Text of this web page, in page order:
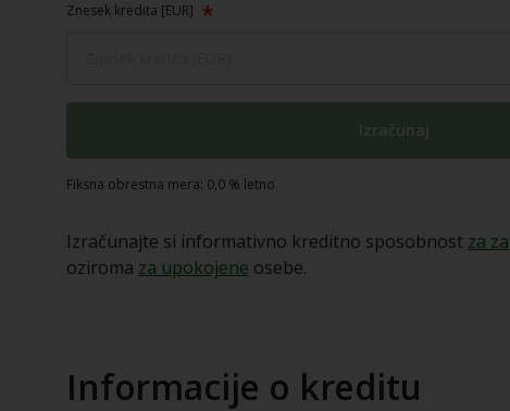
Znesek kredita [EUR]
Izračunaj
Fiksna obrestna mera: 0,0 % letno
Izračunajte si informativno kreditno sposobnost za
oziroma za upokojene osebe.
Informacije o kreditu